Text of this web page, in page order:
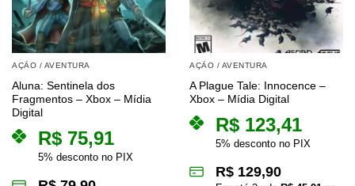
AÇÃO / AVENTURA
Aluna: Sentinela dos
Fragmentos – Xbox – Mídia
Digital
R$ 75,91
5% desconto no PIX
AÇÃO / AVENTURA
A Plague Tale: Innocence –
Xbox – Mídia Digital
R$ 123,41
5% desconto no PIX
R$ 129,90